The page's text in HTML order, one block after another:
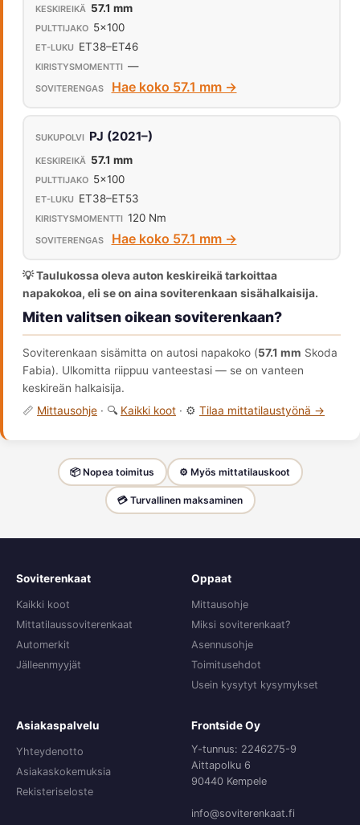
57.1 mm
5x100
ET38–ET46
—
Hae koko 57.1 mm →
PJ (2021–)
57.1 mm
5x100
ET38–ET53
120 Nm
Hae koko 57.1 mm →
💡 Taulukossa oleva auton keskireikä tarkoittaa
napakokoa, eli se on aina soviterenkaan sisähalkaisija.
Miten valitsen oikean soviterenkaan?
Soviterenkaan sisämitta on autosi napakoko (57.1 mm Skoda
Fabia). Ulkomitta riippuu vanteestasi — se on vanteen
keskireän halkaisija.
📏 Mittausohje · 🔍 Kaikki koot · ⚙️ Tilaa mittatilaustyönä →
📦 Nopea toimitus ⚙️ Myös mittatilauskoot
💳 Turvallinen maksaminen
Soviterenkaat
Kaikki koot
Mittatilaussoviterenkaat
Automerkit
Jälleenmyyjät
Oppaat
Mittausohje
Miksi soviterenkaat?
Asennusohje
Toimitusehdot
Usein kysytyt kysymykset
Asiakaspalvelu
Yhteydenotto
Asiakaskokemuksia
Rekisteriseloste
Frontside Oy
Y-tunnus: 2246275-9
Aittapolku 6
90440 Kempele
info@soviterenkaat.fi